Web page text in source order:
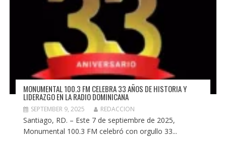
MONUMENTAL 100.3 FM CELEBRA 33 AÑOS DE HISTORIA Y
LIDERAZGO EN LA RADIO DOMINICANA
SEPTEMBER 9, 2025 REDACCION
Santiago, RD. – Este 7 de septiembre de 2025,
Monumental 100.3 FM celebró con orgullo 33...